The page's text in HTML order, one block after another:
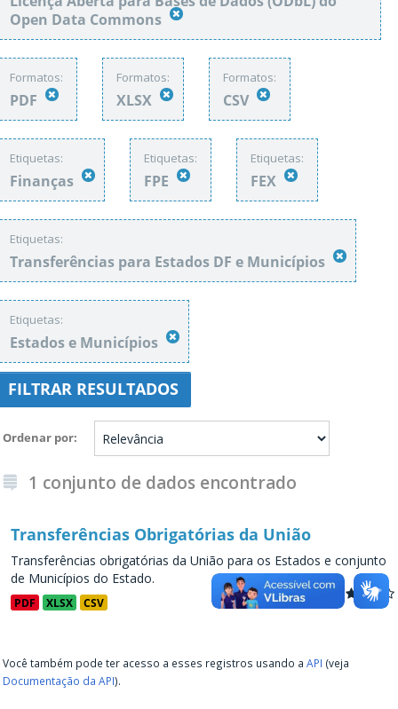
Open Data Commons
Formatos:
PDF
Formatos:
XLSX
Formatos:
CSV
Etiquetas:
Finanças
Etiquetas:
FPE
Etiquetas:
FEX
Etiquetas:
Transferências para Estados DF e Municípios
Etiquetas:
Estados e Municípios
FILTRAR RESULTADOS
Ordenar por
1 conjunto de dados encontrado
Transferências Obrigatórias da União
Transferências obrigatórias da União para os Estados e conjunto
de Municípios do Estado.
PDF XLSX CSV
Você também pode ter acesso a esses registros usando a API (veja
Documentação da API).